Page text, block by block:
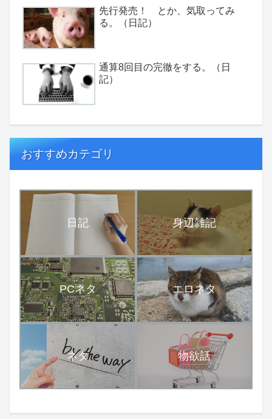
先行発売！ とか、気取ってみ
る。（日記）
通算8回目の完徹をする。（日
記）
おすすめカテゴリ
日記 身辺雑記
PCネタ エロネタ
ネタ 物欲話